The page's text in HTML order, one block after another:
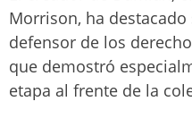
Morrison, ha
defensor de los
que demostró
etapa al frente de la